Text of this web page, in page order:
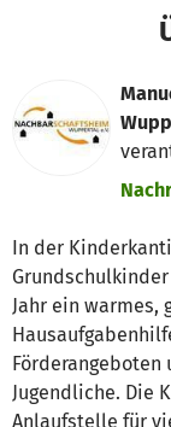
In der
Jahr ein warmes,
Förderangeboten
Jugendliche. Die
Anlaufstelle für